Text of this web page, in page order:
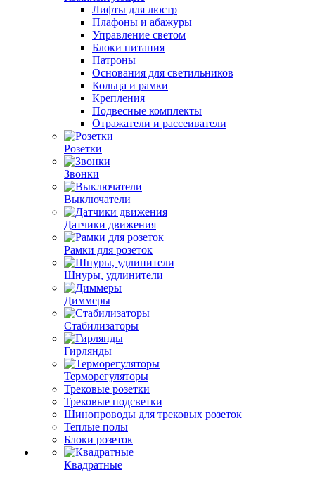
Лифты для люстр
Плафоны и абажуры
Управление светом
Блоки питания
Патроны
Основания для светильников
Кольца и рамки
Крепления
Подвесные комплекты
Отражатели и рассеиватели
Розетки
Звонки
Выключатели
Датчики движения
Рамки для розеток
Шнуры, удлинители
Диммеры
Стабилизаторы
Гирлянды
Терморегуляторы
Трековые розетки
Трековые подсветки
Шинопроводы для трековых розеток
Теплые полы
Блоки розеток
Квадратные